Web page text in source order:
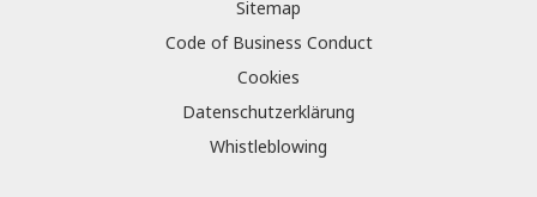
Sitemap
Code of Business Conduct
Cookies
Datenschutzerklärung
Whistleblowing